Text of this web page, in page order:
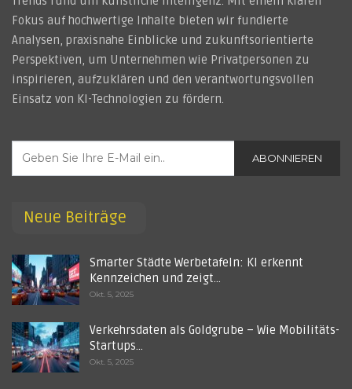
Fokus auf hochwertige Inhalte bieten wir fundierte
Analysen, praxisnahe Einblicke und zukunftsorientierte
Perspektiven, um Unternehmen wie Privatpersonen zu
inspirieren, aufzuklären und den verantwortungsvollen
Einsatz von KI-Technologien zu fördern.
ABONNIEREN
Neue Beiträge
Smarter Städte Werbetafeln: KI erkennt
Kennzeichen und zeigt…
Okt. 5, 2025
Verkehrsdaten als Goldgrube – Wie Mobilitäts-
Startups…
Okt. 5, 2025